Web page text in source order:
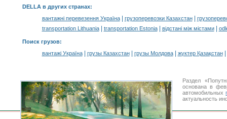
DELLA в других странах:
вантажні перевезення Україна| грузоперевозки Казахстан|
transportation Lithuania| transportation Estonia| відстані між містами|
Поиск грузов:
вантажі Україна| грузы Казахстан| грузы Молдова| жүктер Қазақстан|
Раздел
основана в
автомобильных
актуальность